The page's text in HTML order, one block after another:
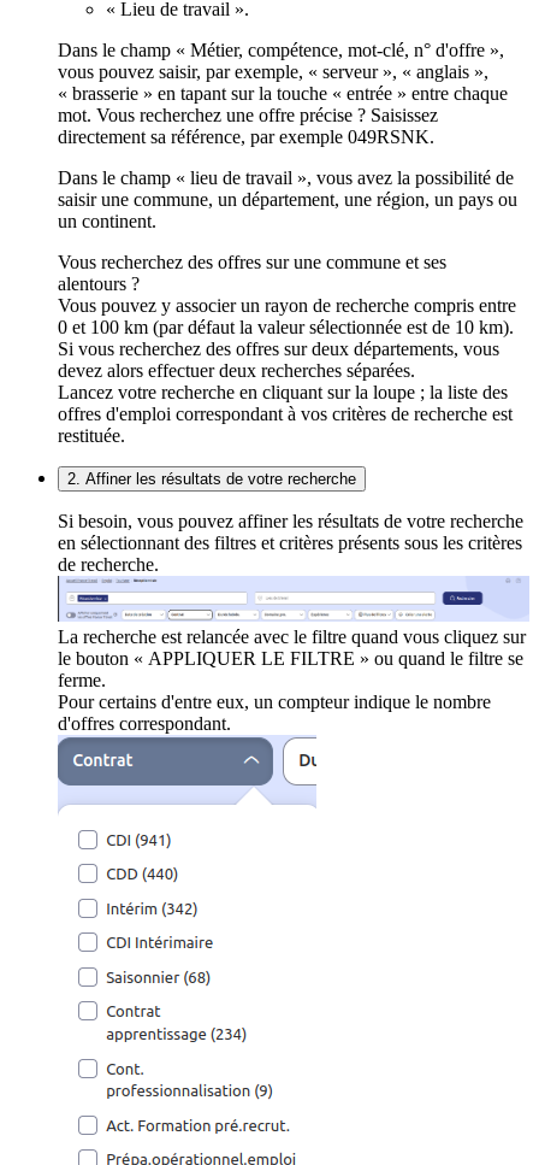
« Lieu de travail ».
Dans le champ « Métier, compétence, mot-clé, n° d'offre »,
vous pouvez saisir, par exemple, « serveur », « anglais »,
« brasserie » en tapant sur la touche « entrée » entre chaque
mot. Vous recherchez une offre précise ? Saisissez
directement sa référence, par exemple 049RSNK.
Dans le champ « lieu de travail », vous avez la possibilité de
saisir une commune, un département, une région, un pays ou
un continent.
Vous recherchez des offres sur une commune et ses
alentours ?
Vous pouvez y associer un rayon de recherche compris entre
0 et 100 km (par défaut la valeur sélectionnée est de 10 km).
Si vous recherchez des offres sur deux départements, vous
devez alors effectuer deux recherches séparées.
Lancez votre recherche en cliquant sur la loupe ; la liste des
offres d'emploi correspondant à vos critères de recherche est
restituée.
2. Affiner les résultats de votre recherche
Si besoin, vous pouvez affiner les résultats de votre recherche
en sélectionnant des filtres et critères présents sous les critères
de recherche.
La recherche est relancée avec le filtre quand vous cliquez sur
le bouton « APPLIQUER LE FILTRE » ou quand le filtre se
ferme.
Pour certains d'entre eux, un compteur indique le nombre
d'offres correspondant.